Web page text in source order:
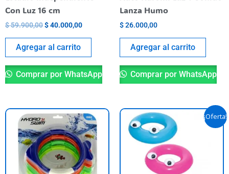
Con Luz 16 cm
$59.900,00$40.000,00
Agregar al carrito
Comprar por WhatsApp
Lanza Humo
$26.000,00
Agregar al carrito
Comprar por WhatsApp
¡Oferta!
Original
price
was:
$ 29.700,00.
Current
price